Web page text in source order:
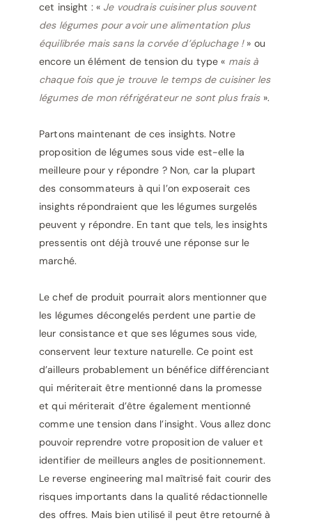
cet insight : « Je voudrais cuisiner plus souvent
des légumes pour avoir une alimentation plus
équilibrée mais sans la corvée d’épluchage !» ou
encore un élément de tension du type « mais à
chaque fois que je trouve le temps de cuisiner les
légumes de mon réfrigérateur ne sont plus frais ».
Partons maintenant de ces insights. Notre
proposition de légumes sous vide est-elle la
meilleure pour y répondre ? Non, car la plupart
des consommateurs à qui l’on exposerait ces
insights répondraient que les légumes surgelés
peuvent y répondre. En tant que tels, les insights
pressentis ont déjà trouvé une réponse sur le
marché.
Le chef de produit pourrait alors mentionner que
les légumes décongelés perdent une partie de
leur consistance et que ses légumes sous vide,
conservent leur texture naturelle. Ce point est
d’ailleurs probablement un bénéfice différenciant
qui mériterait être mentionné dans la promesse
et qui mériterait d’être également mentionné
comme une tension dans l’insight. Vous allez donc
pouvoir reprendre votre proposition de valuer et
identifier de meilleurs angles de positionnement.
Le reverse engineering mal maîtrisé fait courir des
risques importants dans la qualité rédactionnelle
des offres. Mais bien utilisé il peut être retourné à